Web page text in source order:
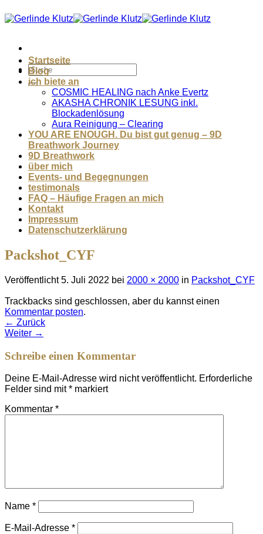
Inhalt
Startseite
Blog
ich biete an
COSMIC HEALING nach Anke Evertz
AKASHA CHRONIK LESUNG inkl.
Blockadenlösung
Aura Reinigung – Clearing
YOU ARE ENOUGH. Du bist gut genug – 9D
Breathwork Journey
9D Breathwork
über mich
Events- und Begegnungen
testimonals
FAQ – Häufige Fragen an mich
Kontakt
Impressum
Datenschutzerklärung
Packshot_CYF
Veröffentlicht5. Juli 2022 bei 2000 × 2000 in Packshot_CYF
Trackbacks sind geschlossen, aber du kannst einen
Kommentar posten.
← Zurück
Weiter →
Schreibe einen Kommentar
Deine E-Mail-Adresse wird nicht veröffentlicht. Erforderliche
Felder sind mit* markiert
Kommentar *
Name *
E-Mail-Adresse *